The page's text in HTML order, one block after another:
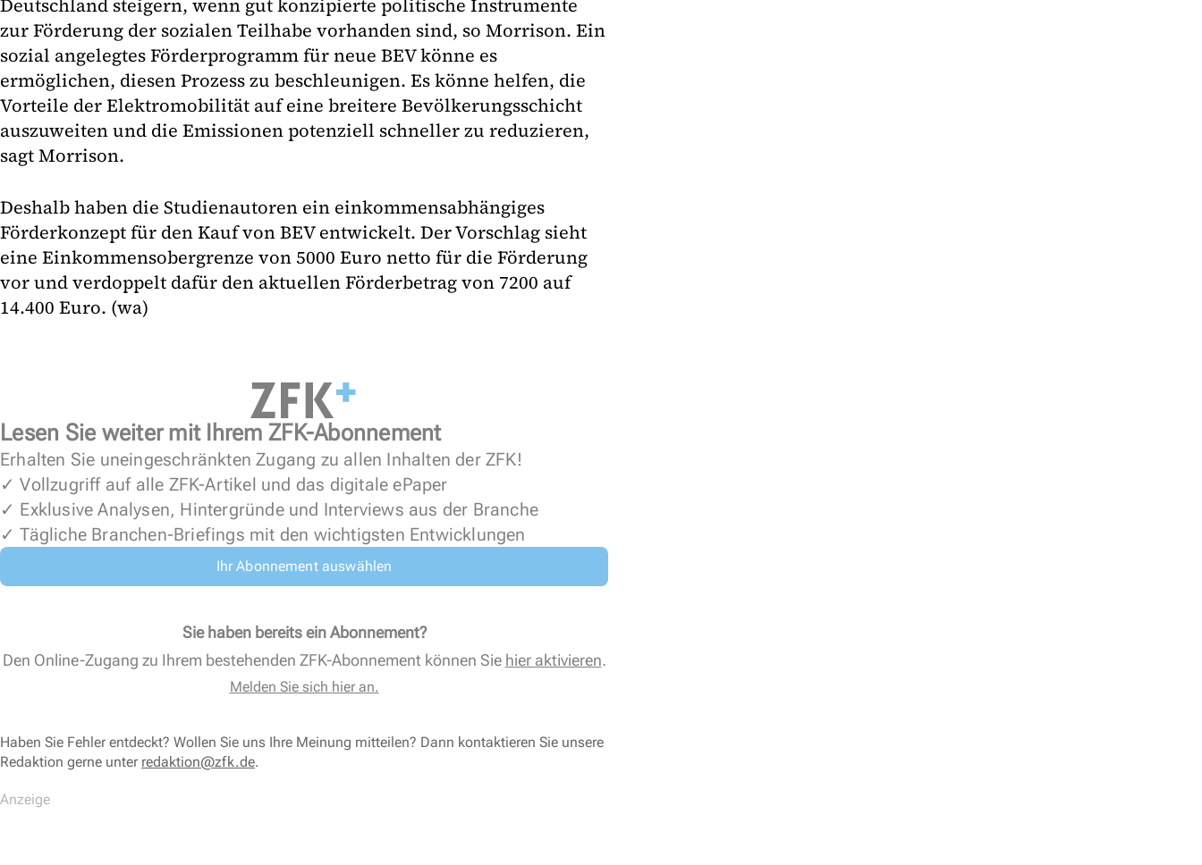
Deutschland steigern, wenn gut konzipierte politische Instrumente
zur Förderung der sozialen Teilhabe vorhanden sind, so Morrison. Ein
sozial angelegtes Förderprogramm für neue BEV könne es
ermöglichen, diesen Prozess zu beschleunigen. Es könne helfen, die
Vorteile der Elektromobilität auf eine breitere Bevölkerungsschicht
auszuweiten und die Emissionen potenziell schneller zu reduzieren,
sagt Morrison.
Deshalb haben die Studienautoren ein einkommensabhängiges
Förderkonzept für den Kauf von BEV entwickelt. Der Vorschlag sieht
eine Einkommensobergrenze von 5000 Euro netto für die Förderung
vor und verdoppelt dafür den aktuellen Förderbetrag von 7200 auf
14.400 Euro. (wa)
Lesen Sie weiter mit Ihrem ZFK-Abonnement
Erhalten Sie uneingeschränkten Zugang zu allen Inhalten der ZFK!
✓ Vollzugriff auf alle ZFK-Artikel und das digitale ePaper
✓ Exklusive Analysen, Hintergründe und Interviews aus der Branche
✓ Tägliche Branchen-Briefings mit den wichtigsten Entwicklungen
Ihr Abonnement auswählen
Sie haben bereits ein Abonnement?
Den Online-Zugang zu Ihrem bestehenden ZFK-Abonnement können Sie hier aktivieren.
Melden Sie sich hier an.
Haben Sie Fehler entdeckt? Wollen Sie uns Ihre Meinung mitteilen? Dann kontaktieren Sie unsere
Redaktion gerne unter redaktion@zfk.de.